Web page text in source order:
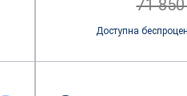
71
Доступна